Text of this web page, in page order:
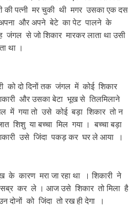
की पत्नी मर चुकी थी मगर उसका एक दस
अपना और अपने बेटे का पेट पालने के
जंगल से जो शिकार मारकर लाता था उसी
था ।
को दो दिनों तक जंगल में कोई शिकार
और उसका बेटा भूख से तिलमिलाने
में गया तो उसे कोई बड़ा शिकार तो न
शिशु या बच्चा मिल गया । बच्चा बड़ा
उसे जिंदा पकड़ कर घर ले आया ।
के कारण मरा जा रहा था । शिकारी ने
कर ले । आज उसे शिकार तो मिला है
दोनों को जिंदा तो रख ही देगा ।